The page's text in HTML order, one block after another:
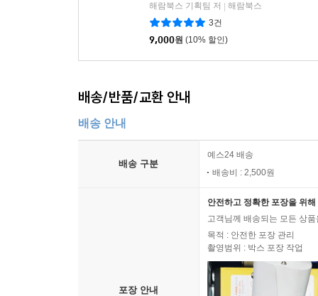
해람북스 기획팀 저
해람북스
3건
9,000원 (10% 할인)
배송/반품/교환 안내
배송 안내
배송 구분
예스24 배송
배송비 : 2,500원
포장 안내
안전하고 정확한 포장을 위
고객님께 배송되는 모든 상
목적 : 안전한 포장 관리
촬영범위 : 박스 포장 작업